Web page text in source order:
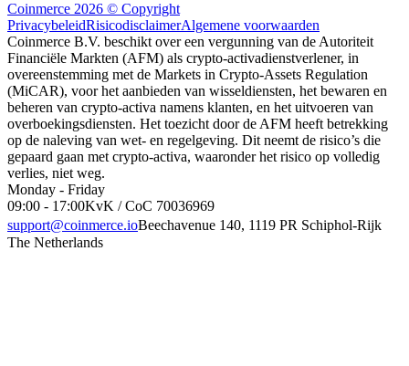
Coinmerce 2026 © Copyright
PrivacybeleidRisicodisclaimerAlgemene voorwaarden
Coinmerce B.V. beschikt over een vergunning van de Autoriteit
Financiële Markten (AFM) als crypto-activadienstverlener, in
overeenstemming met de Markets in Crypto-Assets Regulation
(MiCAR), voor het aanbieden van wisseldiensten, het bewaren en
beheren van crypto-activa namens klanten, en het uitvoeren van
overboekingsdiensten. Het toezicht door de AFM heeft betrekking
op de naleving van wet- en regelgeving. Dit neemt de risico’s die
gepaard gaan met crypto-activa, waaronder het risico op volledig
verlies, niet weg.
Monday - Friday
09:00 - 17:00KvK / CoC 70036969
support@coinmerce.ioBeechavenue 140, 1119 PR Schiphol-Rijk
The Netherlands